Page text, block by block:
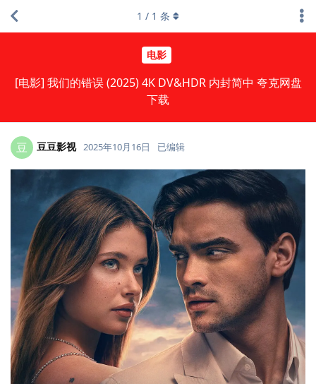
电影
[电影] 我们的错误 (2025) 4K DV&HDR 内封简中 夸克网盘
下载
1 / 1 条
豆 豆豆影视 2025年10月16日 已编辑